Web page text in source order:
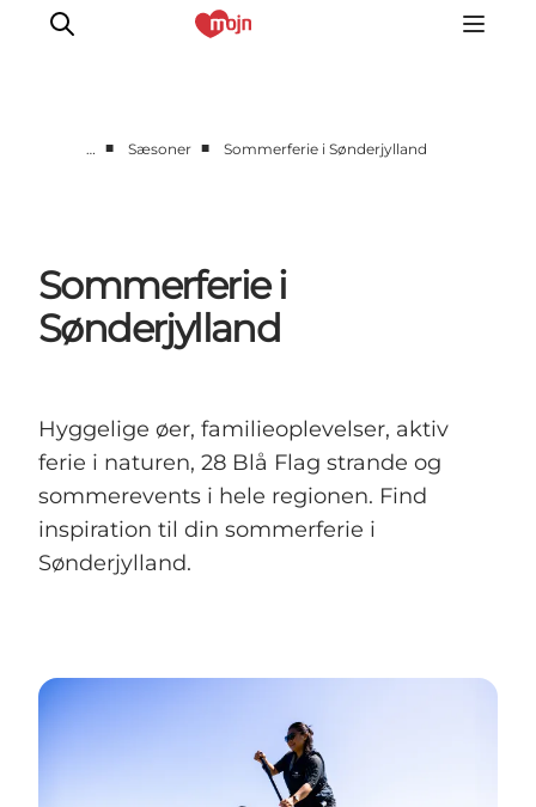
Det sker
Overnatning
Planlæg din ferie
… ■ Sæsoner ■ Sommerferie i Sønderjylland
Sommerferie i
Sønderjylland
Hyggelige øer, familieoplevelser, aktiv
ferie i naturen, 28 Blå Flag strande og
sommerevents i hele regionen. Find
inspiration til din sommerferie i
Sønderjylland.